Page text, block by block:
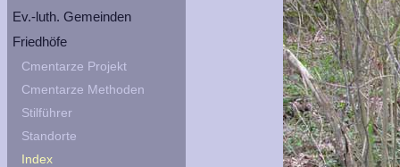
Ev.-luth. Gemeinden
Friedhöfe
Cmentarze Projekt
Cmentarze Methoden
Stilführer
Standorte
Index